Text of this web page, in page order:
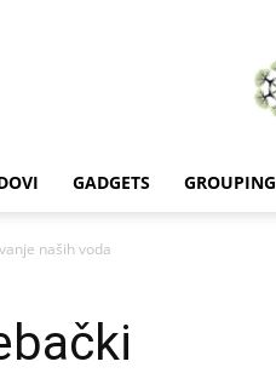
GADGETS GROUPING
naših voda